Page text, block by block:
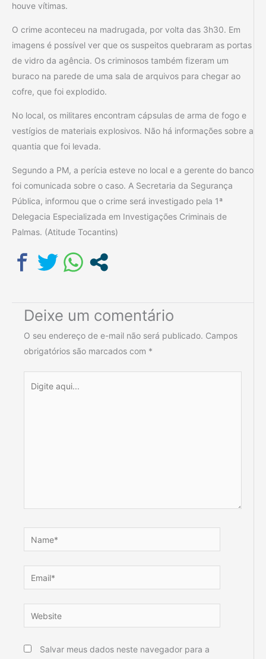
houve vítimas.
O crime aconteceu na madrugada, por volta das 3h30. Em
imagens é possível ver que os suspeitos quebraram as portas
de vidro da agência. Os criminosos também fizeram um
buraco na parede de uma sala de arquivos para chegar ao
cofre, que foi explodido.
No local, os militares encontram cápsulas de arma de fogo e
vestígios de materiais explosivos. Não há informações sobre a
quantia que foi levada.
Segundo a PM, a perícia esteve no local e a gerente do banco
foi comunicada sobre o caso. A Secretaria da Segurança
Pública, informou que o crime será investigado pela 1ª
Delegacia Especializada em Investigações Criminais de
Palmas. (Atitude Tocantins)
Deixe um comentário
O seu endereço de e-mail não será publicado. Campos
obrigatórios são marcados com *
aqui...
Email*
Website
Salvar meus dados neste navegador para a